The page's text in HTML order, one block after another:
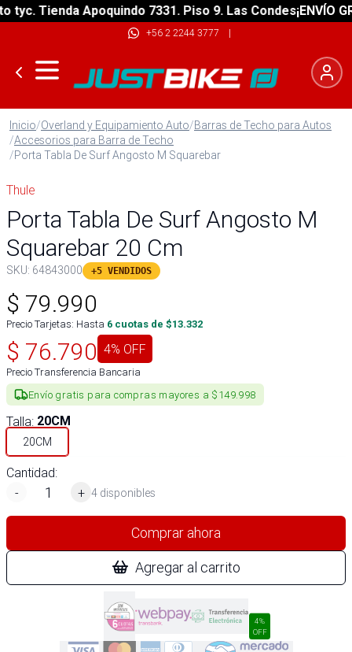
Tienda Apoquindo 7331. Piso 9. Las Condes¡ENVÍO
+56 2 2244 3777 |
Inicio/Overland y Equipamiento Auto/Barras de Techo para Autos
/Accesorios para Barra de Techo
/Porta Tabla De Surf Angosto M Squarebar
Thule
Porta Tabla De Surf Angosto M
Squarebar 20 Cm
SKU: 64843000 +5 VENDIDOS
$ 79.990
Precio Tarjetas: Hasta 6 cuotas de $13.332
$ 76.790 4% OFF
Precio Transferencia Bancaria
Envío gratis para compras mayores a $149.998
Talla: 20CM
20CM
Cantidad:
-
+ 4 disponibles
Comprar ahora
Agregar al carrito
4%
OFF